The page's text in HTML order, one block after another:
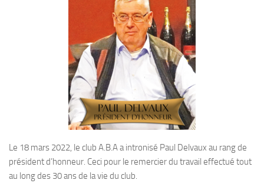
Le 18 mars 2022, le club A.B.A a intronisé Paul Delvaux au rang de
président d’honneur. Ceci pour le remercier du travail effectué tout
au long des 30 ans de la vie du club.